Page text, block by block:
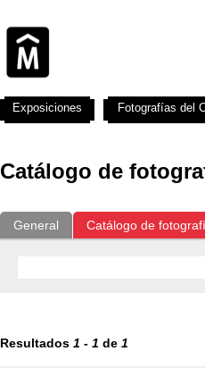
Catálogo de
General Catálogo de
Resultados 1 - 1 de 1
Exposiciones Fotografías del